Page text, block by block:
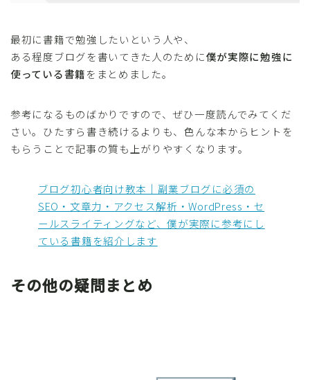
最初に書籍で勉強したいという人や、
ある程度ブログを書いてきた人のために僕が実際に勉強に
使っている書籍をまとめました。
参考になるものばかりですので、ぜひ一度読んでみてくだ
さい。ひたすら書き続けるよりも、色んな本からヒントを
もらうことで記事の質も上がりやすくなります。
ブログ初心者向け教本｜副業ブログに必須の
SEO・文章力・アクセス解析・WordPress・セ
ールスライティングなど、僕が実際に参考にし
ている書籍を紹介します
その他の疑問まとめ